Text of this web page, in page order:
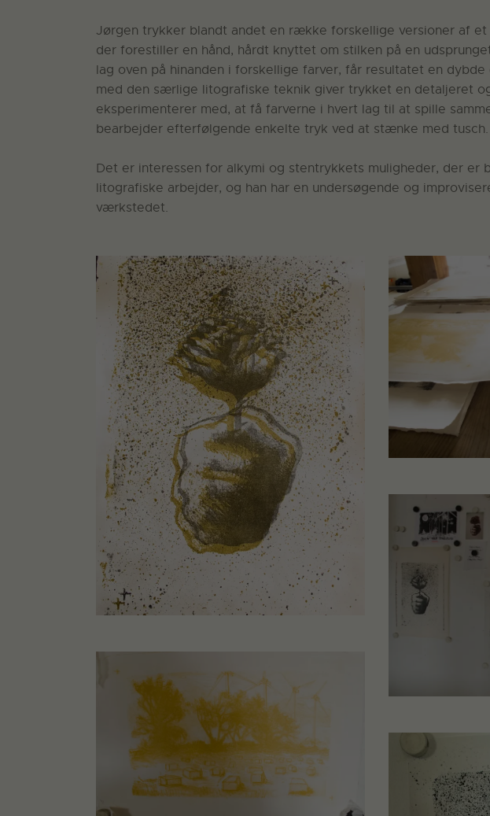
Jørgen trykker blandt andet en række forskellige versioner af
der forestiller en hånd, hårdt knyttet om stilken på en
lag oven på hinanden i forskellige farver, får resultatet en dybde
med den særlige litografiske teknik giver trykket en detaljeret
eksperimenterer med, at få farverne i hvert lag til at spille
bearbejder efterfølgende enkelte tryk ved at stænke med tusch.
Det er interessen for alkymi og stentrykkets muligheder, der er
litografiske arbejder, og han har en undersøgende og
værkstedet.